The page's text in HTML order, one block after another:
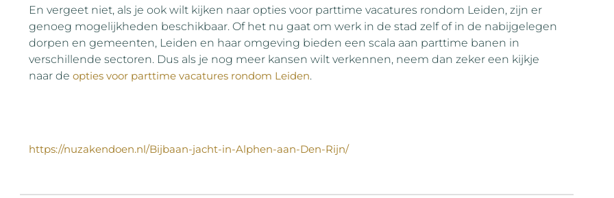
En vergeet niet, als je ook wilt kijken naar opties voor parttime vacatures rondom Leiden, zijn er
genoeg mogelijkheden beschikbaar. Of het nu gaat om werk in de stad zelf of in de nabijgelegen
dorpen en gemeenten, Leiden en haar omgeving bieden een scala aan parttime banen in
verschillende sectoren. Dus als je nog meer kansen wilt verkennen, neem dan zeker een kijkje
naar de opties voor parttime vacatures rondom Leiden.
https://nuzakendoen.nl/Bijbaan-jacht-in-Alphen-aan-Den-Rijn/